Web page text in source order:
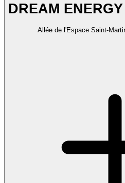
DREAM
Allée de l'Espace Saint-